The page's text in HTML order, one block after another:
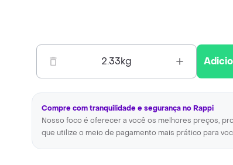
2.33kg
Compre com tranquilidade e segurança no Rappi
Nosso foco é oferecer a você os melhores preços,
que utilize o meio de pagamento mais prático para